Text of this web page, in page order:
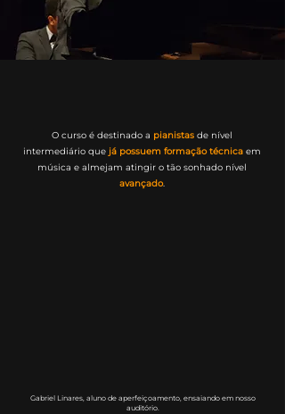
O curso é destinado a pianistas de nível
intermediário que já possuem formação técnica em
música e almejam atingir o tão sonhado nível
avançado.
Gabriel Linares, aluno de aperfeiçoamento, ensaiando em nosso
auditório.